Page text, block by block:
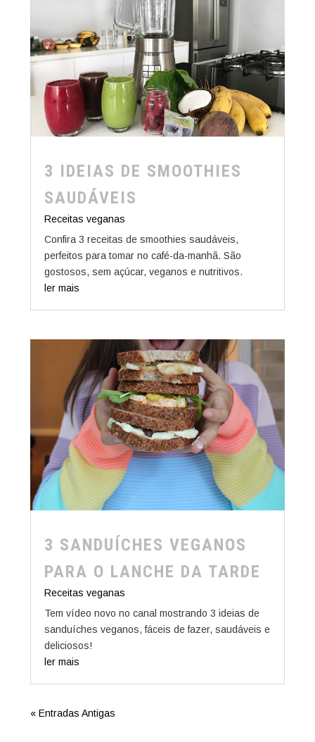
3 IDEIAS DE SMOOTHIES
SAUDÁVEIS
Receitas veganas
Confira 3 receitas de smoothies saudáveis,
perfeitos para tomar no café-da-manhã. São
gostosos, sem açúcar, veganos e nutritivos.
ler mais
3 SANDUÍCHES VEGANOS
PARA O LANCHE DA TARDE
Receitas veganas
Tem vídeo novo no canal mostrando 3 ideias de
sanduíches veganos, fáceis de fazer, saudáveis e
deliciosos!
ler mais
« Entradas Antigas